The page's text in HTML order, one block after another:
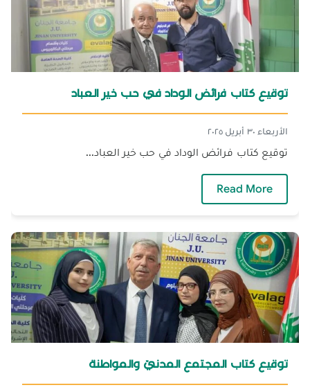
توقيع كتاب فرائض الوداد في حب خير العباد
الأربعاء ٣٠ أبريل ٢٠٢٥
توقيع كتاب فرائض الوداد في حب خير العباد...
Read More
توقيع كتاب المجتمع المدنيّ والمواطنة